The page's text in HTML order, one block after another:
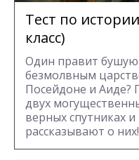
Тест по
класс)
Один правит
безмолвным
Посейдоне и Аиде?
двух
верных спутниках
рассказывают о них!